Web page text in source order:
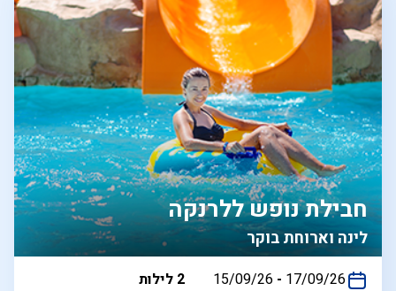
לינה וארוחת בוקר
חבילת נופש ללרנקה
בין
15/09/26 - 17/09/26
2 לילות